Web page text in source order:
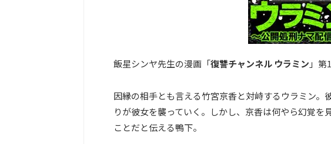
飯星シンヤ先生の漫画「復讐チャンネル ウラミン 」第
因縁の相手とも言える竹宮京香と対峙するウラミン。
りが彼女を襲っていく。しかし、京香は何やら幻覚を
ことだと伝える鴨下。